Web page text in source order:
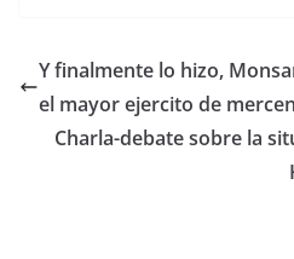
Y finalmente lo hizo,
el mayor ejercito de
Charla-debate sobre la